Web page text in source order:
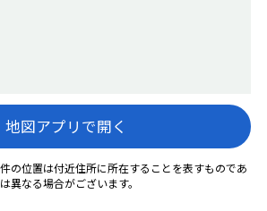
地図アプリで開く
の位置は付近住所に所在することを表すものであ
異なる場合がございます。